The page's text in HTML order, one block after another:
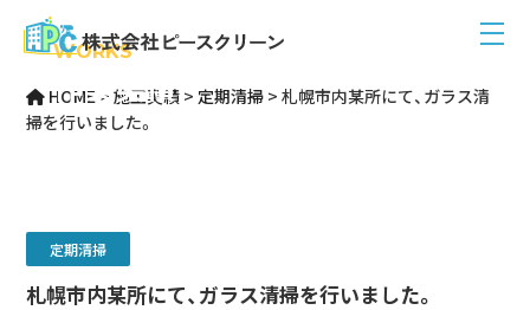
WORKS
作業実績
HOME >施工実績 > 定期清掃 >札幌市内某所にて、ガラス清
掃を行いました。
定期清掃
札幌市内某所にて、ガラス清掃を行いました。